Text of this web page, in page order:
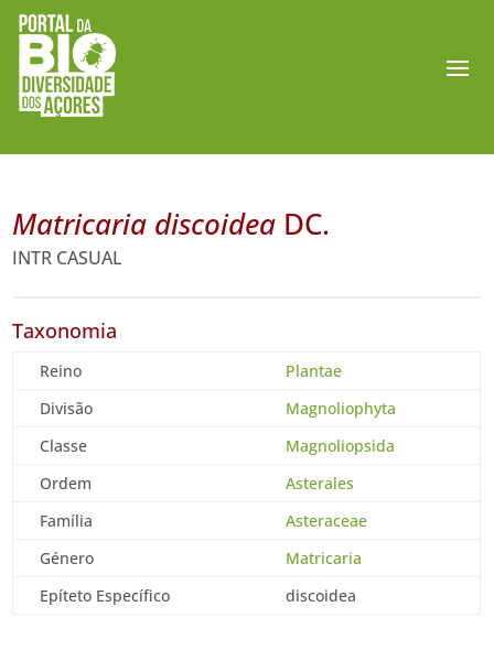
Matricaria discoidea DC.
INTR CASUAL
Taxonomia
Reino
Plantae
Divisão
Magnoliophyta
Classe
Magnoliopsida
Ordem
Asterales
Família
Asteraceae
Género
Matricaria
Epíteto Específico
discoidea